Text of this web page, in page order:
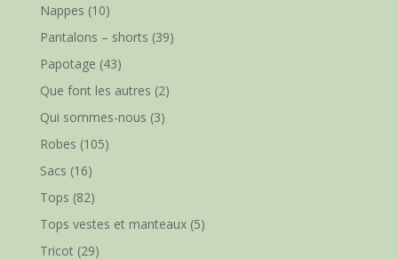
Nappes (10)
Pantalons – shorts (39)
Papotage (43)
Que font les autres (2)
Qui sommes-nous (3)
Robes (105)
Sacs (16)
Tops (82)
Tops vestes et manteaux(5)
Tricot(29)